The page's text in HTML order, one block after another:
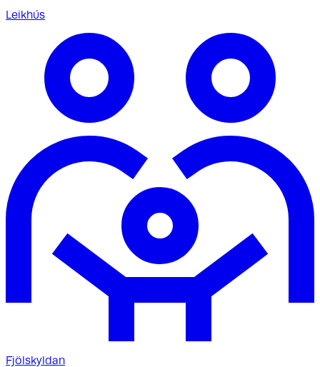
Leikhús
Fjölskyldan